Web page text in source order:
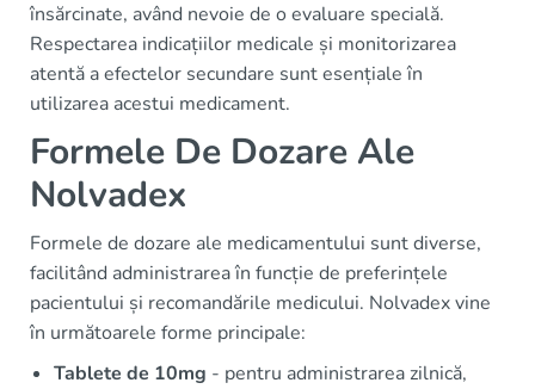
însărcinate, având nevoie de o evaluare specială.
Respectarea indicațiilor medicale și monitorizarea
atentă a efectelor secundare sunt esențiale în
utilizarea acestui medicament.
Formele De Dozare Ale
Nolvadex
Formele de dozare ale medicamentului sunt diverse,
facilitând administrarea în funcție de preferințele
pacientului și recomandările medicului. Nolvadex vine
în următoarele forme principale:
Tablete de 10mg - pentru administrarea zilnică,